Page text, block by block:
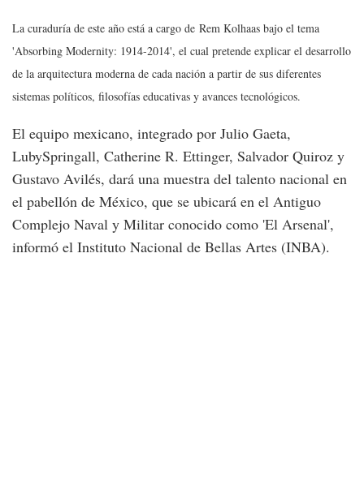
La curaduría de este año está a cargo de Rem Kolhaas bajo el tema
'Absorbing Modernity: 1914-2014', el cual pretende explicar el desarrollo
de la arquitectura moderna de cada nación a partir de sus diferentes
sistemas políticos, filosofías educativas y avances tecnológicos.
El equipo mexicano, integrado por Julio Gaeta,
LubySpringall, Catherine R. Ettinger, Salvador Quiroz y
Gustavo Avilés, dará una muestra del talento nacional en
el pabellón de México, que se ubicará en el Antiguo
Complejo Naval y Militar conocido como 'El Arsenal',
informó el Instituto Nacional de Bellas Artes (INBA).